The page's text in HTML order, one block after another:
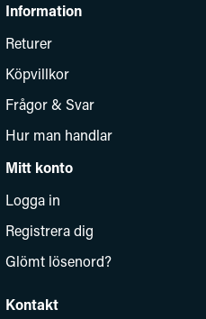
Information
Returer
Köpvillkor
Frågor & Svar
Hur man handlar
Mitt konto
Logga in
Registrera dig
Glömt lösenord?
Kontakt